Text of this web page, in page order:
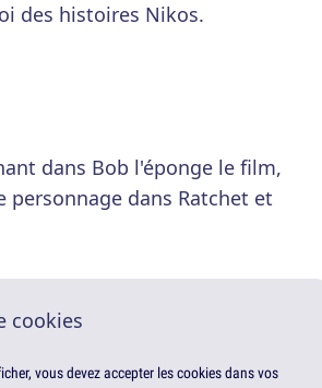
des histoires Nikos.
dans Bob l'éponge le film,
personnage dans Ratchet et
cookies
vous devez accepter les cookies dans vos